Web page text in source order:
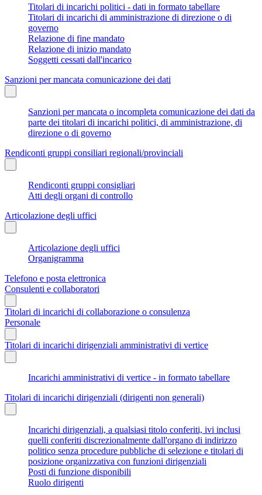
Titolari di incarichi politici - dati in formato tabellare
Titolari di incarichi di amministrazione di direzione o di
governo
Relazione di fine mandato
Relazione di inizio mandato
Soggetti cessati dall'incarico
Sanzioni per mancata comunicazione dei dati
Sanzioni per mancata o incompleta comunicazione dei dati da
parte dei titolari di incarichi politici, di amministrazione, di
direzione o di governo
Rendiconti gruppi consiliari regionali/provinciali
Rendiconti gruppi consigliari
Atti degli organi di controllo
Articolazione degli uffici
Articolazione degli uffici
Organigramma
Telefono e posta elettronica
Consulenti e collaboratori
Titolari di incarichi di collaborazione o consulenza
Personale
Titolari di incarichi dirigenziali amministrativi di vertice
Incarichi amministrativi di vertice - in formato tabellare
Titolari di incarichi dirigenziali (dirigenti non generali)
Incarichi dirigenziali, a qualsiasi titolo conferiti, ivi inclusi
quelli conferiti discrezionalmente dall'organo di indirizzo
politico senza procedure pubbliche di selezione e titolari di
posizione organizzativa con funzioni dirigenziali
Posti di funzione disponibili
Ruolo dirigenti